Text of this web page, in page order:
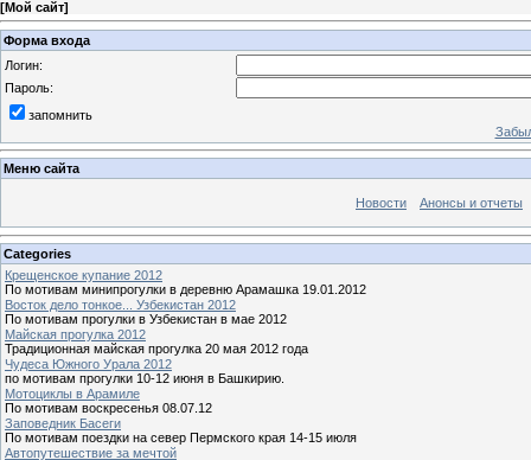
[Мой сайт]
Форма входа
Логин:
Пароль:
запомнить
Меню сайта
Новости Анонсы и отчеты
Categories
Крещенское купание 2012
По мотивам минипрогулки в деревню Арамашка 19.01.2012
Восток дело тонкое... Узбекистан 2012
По мотивам прогулки в Узбекистан в мае 2012
Майская прогулка 2012
Традиционная майская прогулка 20 мая 2012 года
Чудеса Южного Урала 2012
по мотивам прогулки 10-12 июня в Башкирию.
Мотоциклы в Арамиле
По мотивам воскресенья 08.07.12
Заповедник Басеги
По мотивам поездки на север Пермского края 14-15 июля
Автопутешествие за мечтой